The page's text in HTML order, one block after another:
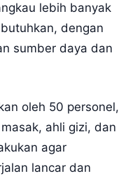
lebih banyak
dengan
sumber daya dan
oleh 50 personel,
ahli gizi, dan
agar
lancar dan